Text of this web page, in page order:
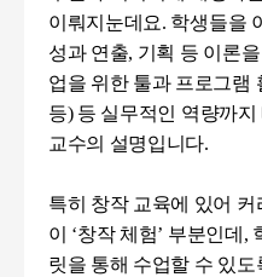
이뤄지눈데요. 학생들을
성과 연출, 기획 등 이론
업을 위한 툴과 프로그램
등) 등 실무적인 역량까
교수의 설명입니다.
특히 창작 교육에 있어
이 ‘창작 체험’ 부분인데 ,
릿을 통해 수업할 수 있